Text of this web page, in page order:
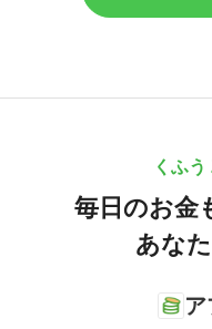
くふ
毎日のお金
あな